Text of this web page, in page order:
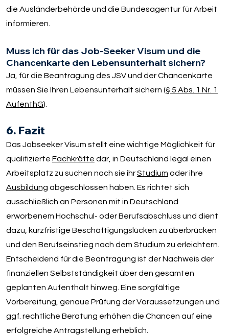
die Ausländerbehörde und die Bundesagentur für Arbeit
informieren.
Muss ich für das Job-Seeker Visum und die
Chancenkarte den Lebensunterhalt sichern?
Ja, für die Beantragung des JSV und der Chancenkarte
müssen Sie Ihren Lebensunterhalt sichern (§ 5 Abs. 1 Nr. 1
AufenthG).
6. Fazit
Das Jobseeker Visum stellt eine wichtige Möglichkeit für
qualifizierte Fachkräfte dar, in Deutschland legal einen
Arbeitsplatz zu suchen nach sie ihrStudium oder ihre
Ausbildung abgeschlossen haben. Es richtet sich
ausschließlich an Personen mit in Deutschland
erworbenem Hochschul- oder Berufsabschluss und dient
dazu, kurzfristige Beschäftigungslücken zu überbrücken
und den Berufseinstieg nach dem Studium zu erleichtern.
Entscheidend für die Beantragung ist der Nachweis der
finanziellen Selbstständigkeit über den gesamten
geplanten Aufenthalt hinweg. Eine sorgfältige
Vorbereitung, genaue Prüfung der Voraussetzungen und
ggf. rechtliche Beratung erhöhen die Chancen auf eine
erfolgreiche Antragstellung erheblich.